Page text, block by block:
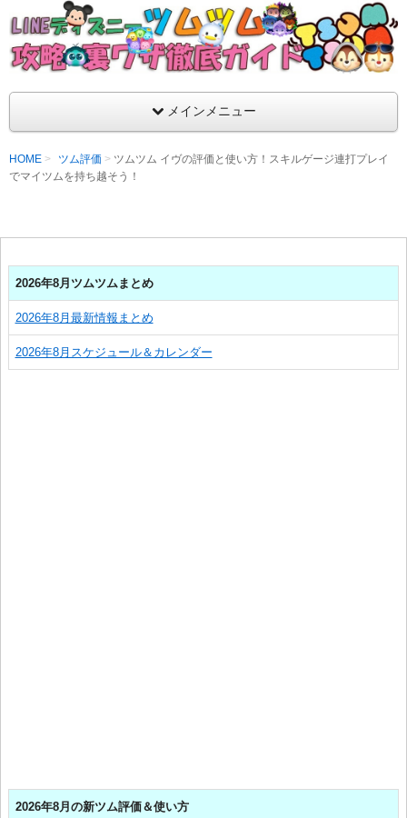
LINEディズニー ツムツム攻略・裏ワザ徹底
支持率No1！痒いところに手が届くツムツム攻略サイト！新ツ
ラ評価も丁寧に解説！ツムツムを120％楽しめるサイトを目指し
メインメニュー
HOME ツム評価
ツムツム イヴの評価と使い方！スキルゲージ連打プレイ
でマイツムを持ち越そう！
2026年8月ツムツムまとめ
2026年8月最新情報まとめ
2026年8月スケジュール＆カレンダー
2026年8月の新ツム評価＆使い方